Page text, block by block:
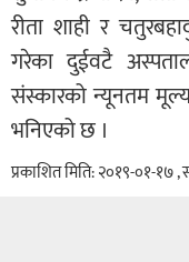
रीता शाही र
गरेका दुईवटै
संस्कारको न्यूनतम
भनिएको छ ।
प्रकाशित मिति: २०१९-०१-१७ ,